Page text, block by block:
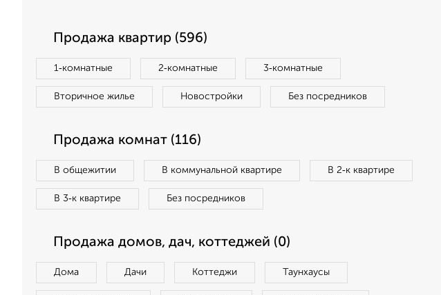
Продажа квартир (596)
1‑комнатные 2‑комнатные 3‑комнатные
Вторичное жилье Новостройки Без посредников
Продажа комнат (116)
В общежитии В коммунальной квартире В 2‑к квартире
В 3‑к квартире Без посредников
Продажа домов, дач, коттеджей (0)
Дома Дачи Коттеджи Таунхаусы